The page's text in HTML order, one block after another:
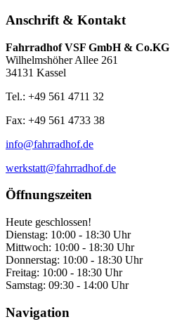
Anschrift & Kontakt
Fahrradhof VSF GmbH & Co.KG
Wilhelmshöher Allee 261
34131 Kassel
Tel.: +49 561 4711 32
Fax: +49 561 4733 38
info@fahrradhof.de
werkstatt@fahrradhof.de
Öffnungszeiten
Heute geschlossen!
Dienstag: 10:00 - 18:30 Uhr
Mittwoch: 10:00 - 18:30 Uhr
Donnerstag: 10:00 - 18:30 Uhr
Freitag: 10:00 - 18:30 Uhr
Samstag: 09:30 - 14:00 Uhr
Navigation